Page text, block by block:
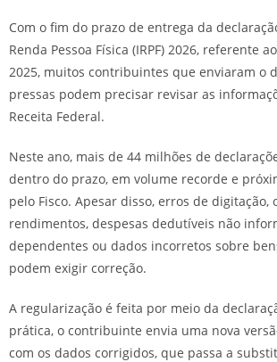
Com o fim do prazo de entrega da
Renda Pessoa Física (IRPF) 2026, referente
2025, muitos contribuintes que enviaram o
pressas podem precisar revisar as
Receita Federal.
Neste ano, mais de 44 milhões de
dentro do prazo, em volume recorde e
pelo Fisco. Apesar disso, erros de digitação,
rendimentos, despesas dedutíveis não
dependentes ou dados incorretos sobre
podem exigir correção.
A regularização é feita por meio da
prática, o contribuinte envia uma nova
com os dados corrigidos, que passa a